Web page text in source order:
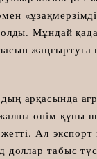
Мұндай
жаңғыртуға
арқасында
жалпы өнім құны
Ал экспорт
доллар табыс